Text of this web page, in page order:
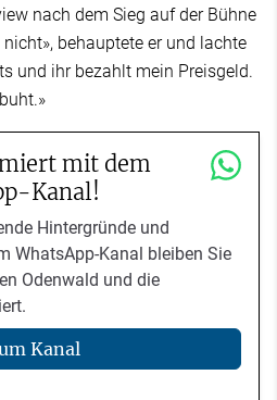
nach dem Sieg auf der Bühne
behauptete er und lachte
und ihr bezahlt mein Preisgeld.
mit dem
Kanal!
Hintergründe und
WhatsApp-Kanal bleiben Sie
Odenwald und die
Kanal